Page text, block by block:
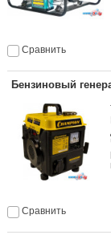
Сравнить
Бензиновый
Сравнить